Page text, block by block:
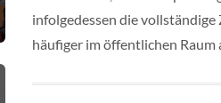
infolgedessen die
häufiger im öffentlichen